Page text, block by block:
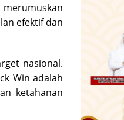
efektif dan
nasional.
Win adalah
ketahanan